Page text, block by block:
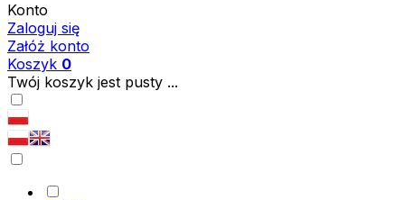
Konto
Zaloguj się
Załóż konto
Koszyk 0
Twój koszyk jest pusty ...